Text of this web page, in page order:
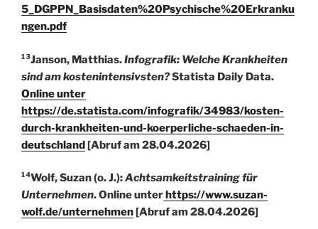
5_DGPPN_Basisdaten%20Psychische%20Erkranku
ngen.pdf
¹³Janson, Matthias.Infografik: Welche Krankheiten
sind am kostenintensivsten?Statista Daily Data.
Online unter
https://de.statista.com/infografik/34983/kosten-
durch-krankheiten-und-koerperliche-schaeden-in-
deutschland[Abruf am 28.04.2026]
¹⁴Wolf, Suzan (o. J.):Achtsamkeitstraining für
Unternehmen. Online unterhttps://www.suzan-
wolf.de/unternehmen[Abruf am 28.04.2026]